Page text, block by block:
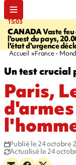
15:03
CANADAVaste feu
l'ouest du pays,
l'état d'urgence
Accueil France -
Un test crucial
Paris,
Publié le 24 octobre
Actualisé le 24